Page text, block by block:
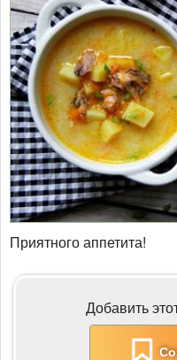
​​​​​​​Приятного аппетита!
Добавить